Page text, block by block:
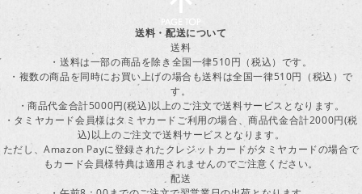
送料・配送について
送料
・送料は一部の商品を除き全国一律510円（税込）です。
・複数の商品を同時にお買い上げの場合も送料は全国一律510円（税込）で
す。
・商品代金合計5000円(税込)以上のご注文で送料サービスとなります。
・タミヤカード会員様はタミヤカードご利用の場合、商品代金合計2000円(税
込)以上のご注文で送料サービスとなります。
ただし、Amazon Payに登録されたクレジットカードがタミヤカードの場合で
もカード会員様特典は適用されませんのでご注意ください。
配送